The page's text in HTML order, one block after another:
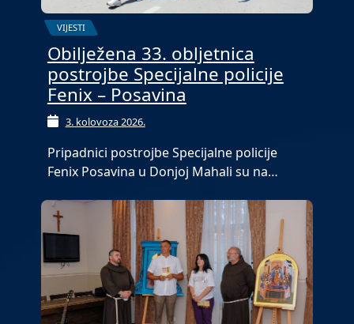
VIJESTI
Obilježena 33. obljetnica
postrojbe Specijalne policije
Fenix – Posavina
3. kolovoza 2026.
Pripadnici postrojbe Specijalne policije
Fenix Posavina u Donjoj Mahali su na…